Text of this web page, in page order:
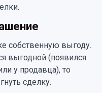
собственную выгоду.
выгодной (появился
у продавца), то
сделку.